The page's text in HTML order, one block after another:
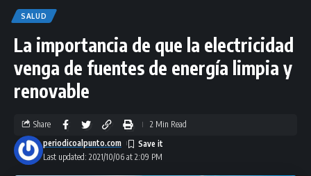
SALUD
La importancia de que la electricidad
venga de fuentes de energía limpia y
renovable
Last updated: 2021/10/06 at 2:09 PM
periodicoalpunto.com
Share 2 Min Read